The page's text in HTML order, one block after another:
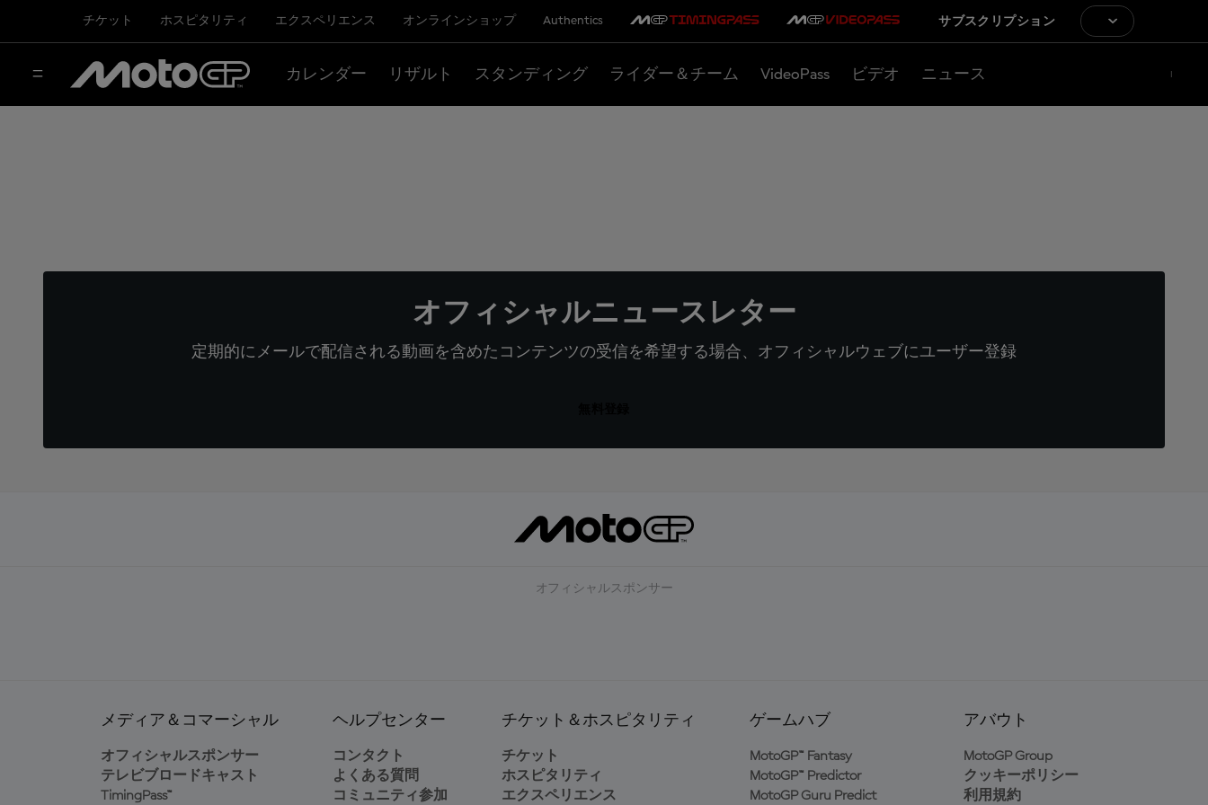
チケット ホスピタリティ エクスペリエンス オンラインショップ Authentics サブスクリプション
カレンダー リザルト スタンディング ライダー＆チーム VideoPass ビデオ ニュース
オフィシャルニュースレター
定期的にメールで配信される動画を含めたコンテンツの受信を希望する場合、オフィシャルウェブにユーザー登録
オフィシャルスポンサー
メディア＆コマーシャル
オフィシャルスポンサー
テレビブロードキャスト
TimingPass™
ヘルプセンター
コンタクト
よくある質問
コミュニティ参加
チケット＆ホスピタリティ
チケット
ホスピタリティ
エクスペリエンス
ゲームハブ
MotoGP™ Fantasy
MotoGP™ Predictor
MotoGP Guru Predict
アバウト
MotoGP Group
クッキーポリシー
利用規約